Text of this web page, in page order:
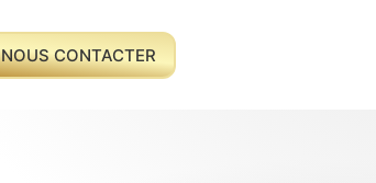
NOUS CONTACTER